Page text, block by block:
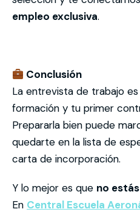
empleo exclusiva.
Conclusión
La entrevista de trabajo
formación y tu primer
Prepararla bien puede
quedarte en la lista de
carta de incorporación.
Y lo mejor es que no
En Central Escuela